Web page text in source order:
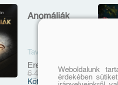
Anomáliák
Tavaszi Zoltán
Eredeti ár:
6 490 Ft
Kötött ár:
Weboldalunk
érdekében